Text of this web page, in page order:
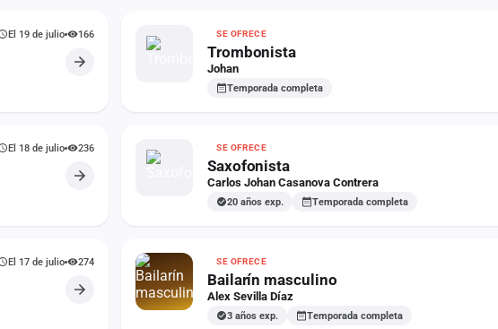
El 19 de julio 166 SE OFRECE
Trombonista
Johan
Temporada completa
El 18 de julio 236 SE OFRECE
Saxofonista
Carlos Johan Casanova Contrera
20 años exp. Temporada completa
El 17 de julio 274 SE OFRECE
Bailarín masculino
Alex Sevilla Díaz
3 años exp. Temporada completa